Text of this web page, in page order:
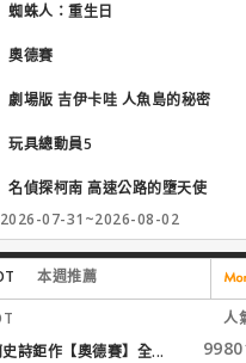
蜘蛛人：重生日
奧德賽
劇場版 吉伊卡哇 人魚島的秘密
玩具總動員5
名偵探柯南 高速公路的墮天使
07-31~2026-08-02
本週推薦
人
詩鉅作【奧德賽】全...